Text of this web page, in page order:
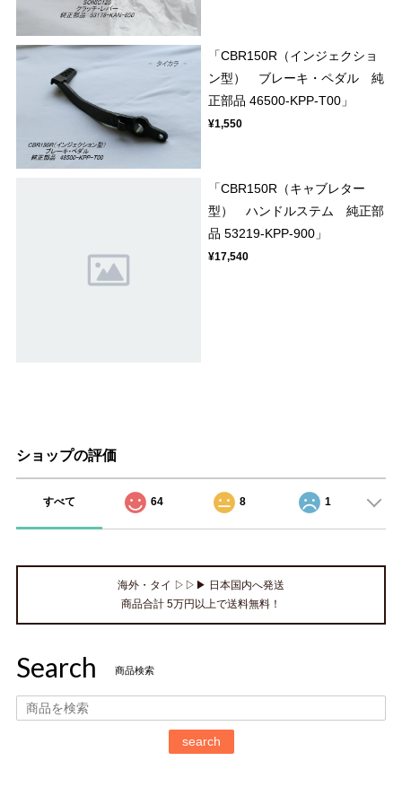
「CBR150R（インジェクショ
ン型） ブレーキ・ペダル 純
正部品 46500-KPP-T00」
¥1,550
「CBR150R（キャブレター
型） ハンドルステム 純正部
品 53219-KPP-900」
¥17,540
ショップの評価
すべて 64 8 1
海外・タイ ▷▷▶ 日本国内へ発送
商品合計 5万円以上で送料無料！
Search 商品検索
search